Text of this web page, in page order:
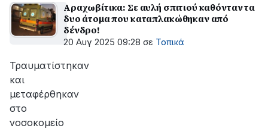
Αραχωβίτικα: Σε αυλή σπιτιού καθόνταν τα
δυο άτομα που καταπλακώθηκαν από
δένδρο!
20 Αυγ 2025 09:28 σε Τοπικά
Τραυματίστηκαν
και
μεταφέρθηκαν
στο
νοσοκομείο